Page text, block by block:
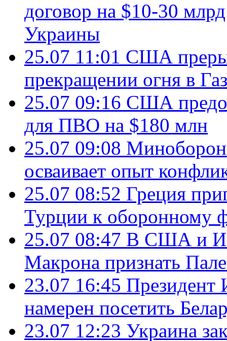
договор на $10-30
Украины
25.07 11:01 США
прекращении огня в
25.07 09:16 США
для ПВО на $180 млн
25.07 09:08
осваивает опыт
25.07 08:52 Греция
Турции к оборонному
25.07 08:47 В США и
Макрона признать
23.07 16:45 Президент
намерен посетить
23.07 12:23 Украина